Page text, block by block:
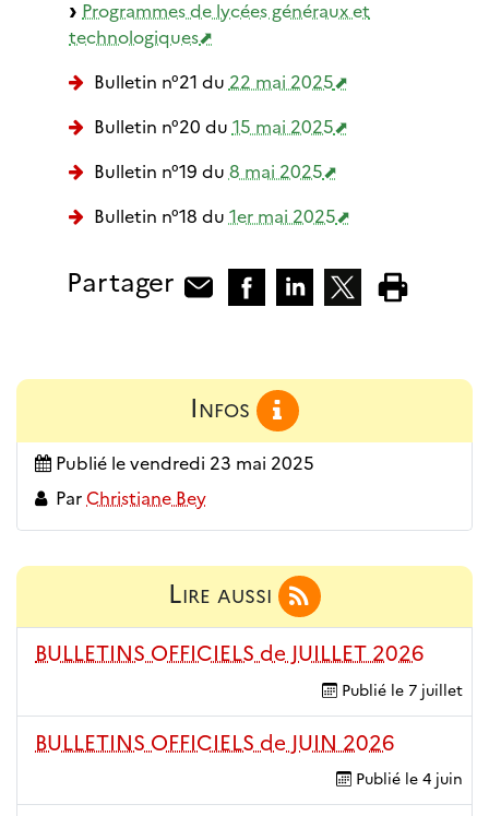
Programmes de lycées généraux et
technologiques
Bulletin n°21 du 22 mai 2025
Bulletin n°20 du 15 mai 2025
Bulletin n°19 du 8 mai 2025
Bulletin n°18 du 1er mai 2025
Partager
Infos
Publié le vendredi 23 mai 2025
Par Christiane Bey
Lire aussi
BULLETINS OFFICIELS de JUILLET 2026
Publié le 7 juillet
BULLETINS OFFICIELS de JUIN 2026
Publié le 4 juin